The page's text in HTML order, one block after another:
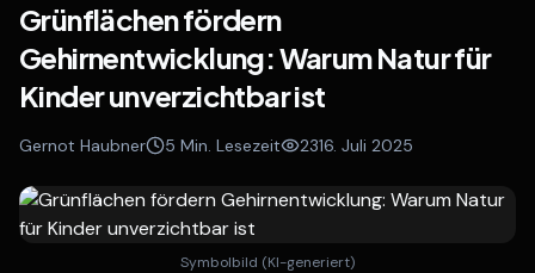
Grünflächen fördern
Gehirnentwicklung: Warum Natur für
Kinder unverzichtbar ist
Gernot Haubner 5 Min. Lesezeit 2316. Juli 2025
Symbolbild (KI-generiert)